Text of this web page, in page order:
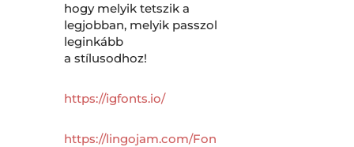
hogy melyik tetszik a
legjobban, melyik passzol
leginkább
a stílusodhoz!
https://igfonts.io/
https://lingojam.com/Fon